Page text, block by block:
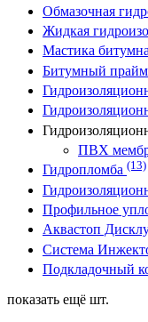
Обмазочная
Жидкая
Мастика
Битумный
ПВХ
Гидропломба (13)
Профильное
Аквастоп
Система
Подкладочный
показать ещё шт.